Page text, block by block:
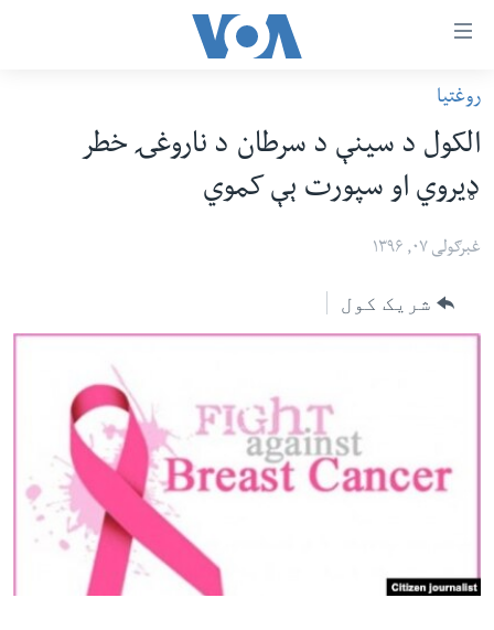
رسي
وړ
اتصالات
متن
ځای
افغانستان
سیمه
امریکا
ښځې او نجونې
سرمقاله
روغتیا
الکول د سینې د سرطان د ناروغۍ خطر
ډیروي او سپورت ېې کموي
غبرګولی ۰۷, ۱۳۹۶
شریک کول